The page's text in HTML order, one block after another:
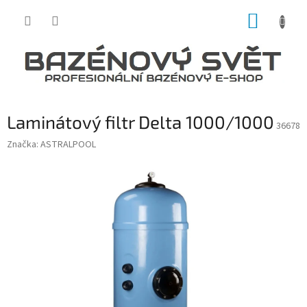
Laminátový filtr Delta 1000/1000 36678
Značka: ASTRALPOOL